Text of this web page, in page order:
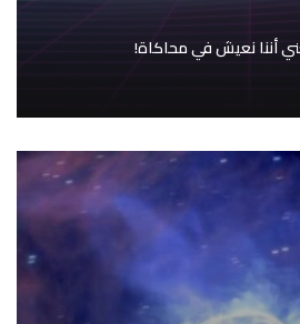
أننا نعيش في محاكاة!